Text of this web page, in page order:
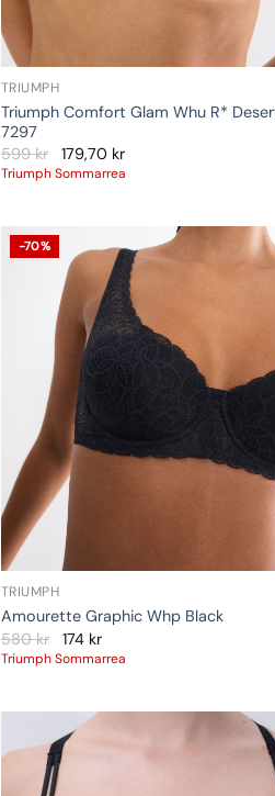
TRIUMPH
Triumph Comfort Glam Whu R*
7297
599kr 179,70 kr
Triumph Sommarrea
-70%
TRIUMPH
Amourette Graphic Whp Black
580kr 174 kr
Triumph Sommarrea